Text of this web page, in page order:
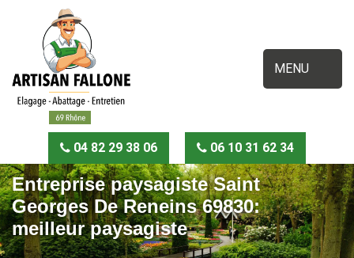
MENU
04 82 29 38 06 06 10 31 62 34
Entreprise paysagiste Saint
Georges De Reneins 69830:
meilleur paysagiste